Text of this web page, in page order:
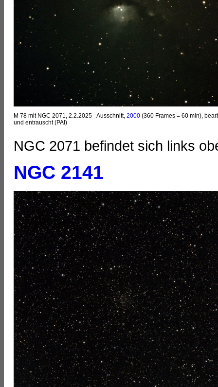
M 78 mit NGC 2071, 2.2.2025 - Ausschnitt, 2000 (360 Frames = 60 min),
und entrauscht (PAI)
NGC 2071 befindet sich links
NGC 2141